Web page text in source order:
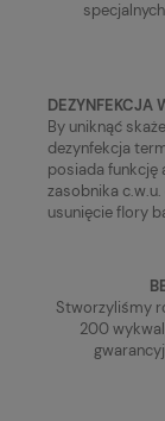
DEZYNFEKCJA
By uniknąć
dezynfekcja
posiada funkcję
zasobnika
usunięcie flory
Stworzyliśmy
200